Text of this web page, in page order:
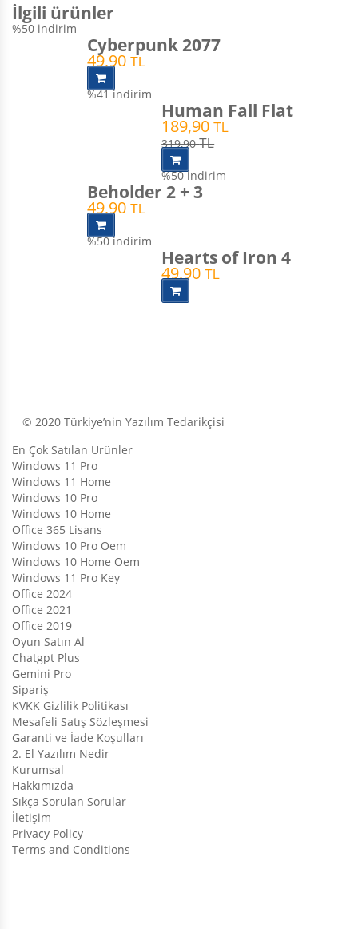
İlgili ürünler
%50 indirim
Cyberpunk 2077
49,90 TL
%41indirim
Human Fall Flat
189,90TL
319,90TL
%50indirim
Beholder 2 + 3
49,90 TL
%50indirim
Hearts of Iron 4
49,90TL
© 2020 Türkiye’nin Yazılım Tedarikçisi
En Çok Satılan Ürünler
Windows 11 Pro
Windows 11 Home
Windows 10 Pro
Windows 10 Home
Office 365 Lisans
Windows 10 Pro Oem
Windows 10 Home Oem
Windows 11 Pro Key
Office 2024
Office 2021
Office 2019
Oyun Satın Al
Chatgpt Plus
Gemini Pro
Sipariş
KVKK Gizlilik Politikası
Mesafeli Satış Sözleşmesi
Garanti ve İade Koşulları
2. El Yazılım Nedir
Kurumsal
Hakkımızda
Sıkça Sorulan Sorular
İletişim
Privacy Policy
Terms and Conditions